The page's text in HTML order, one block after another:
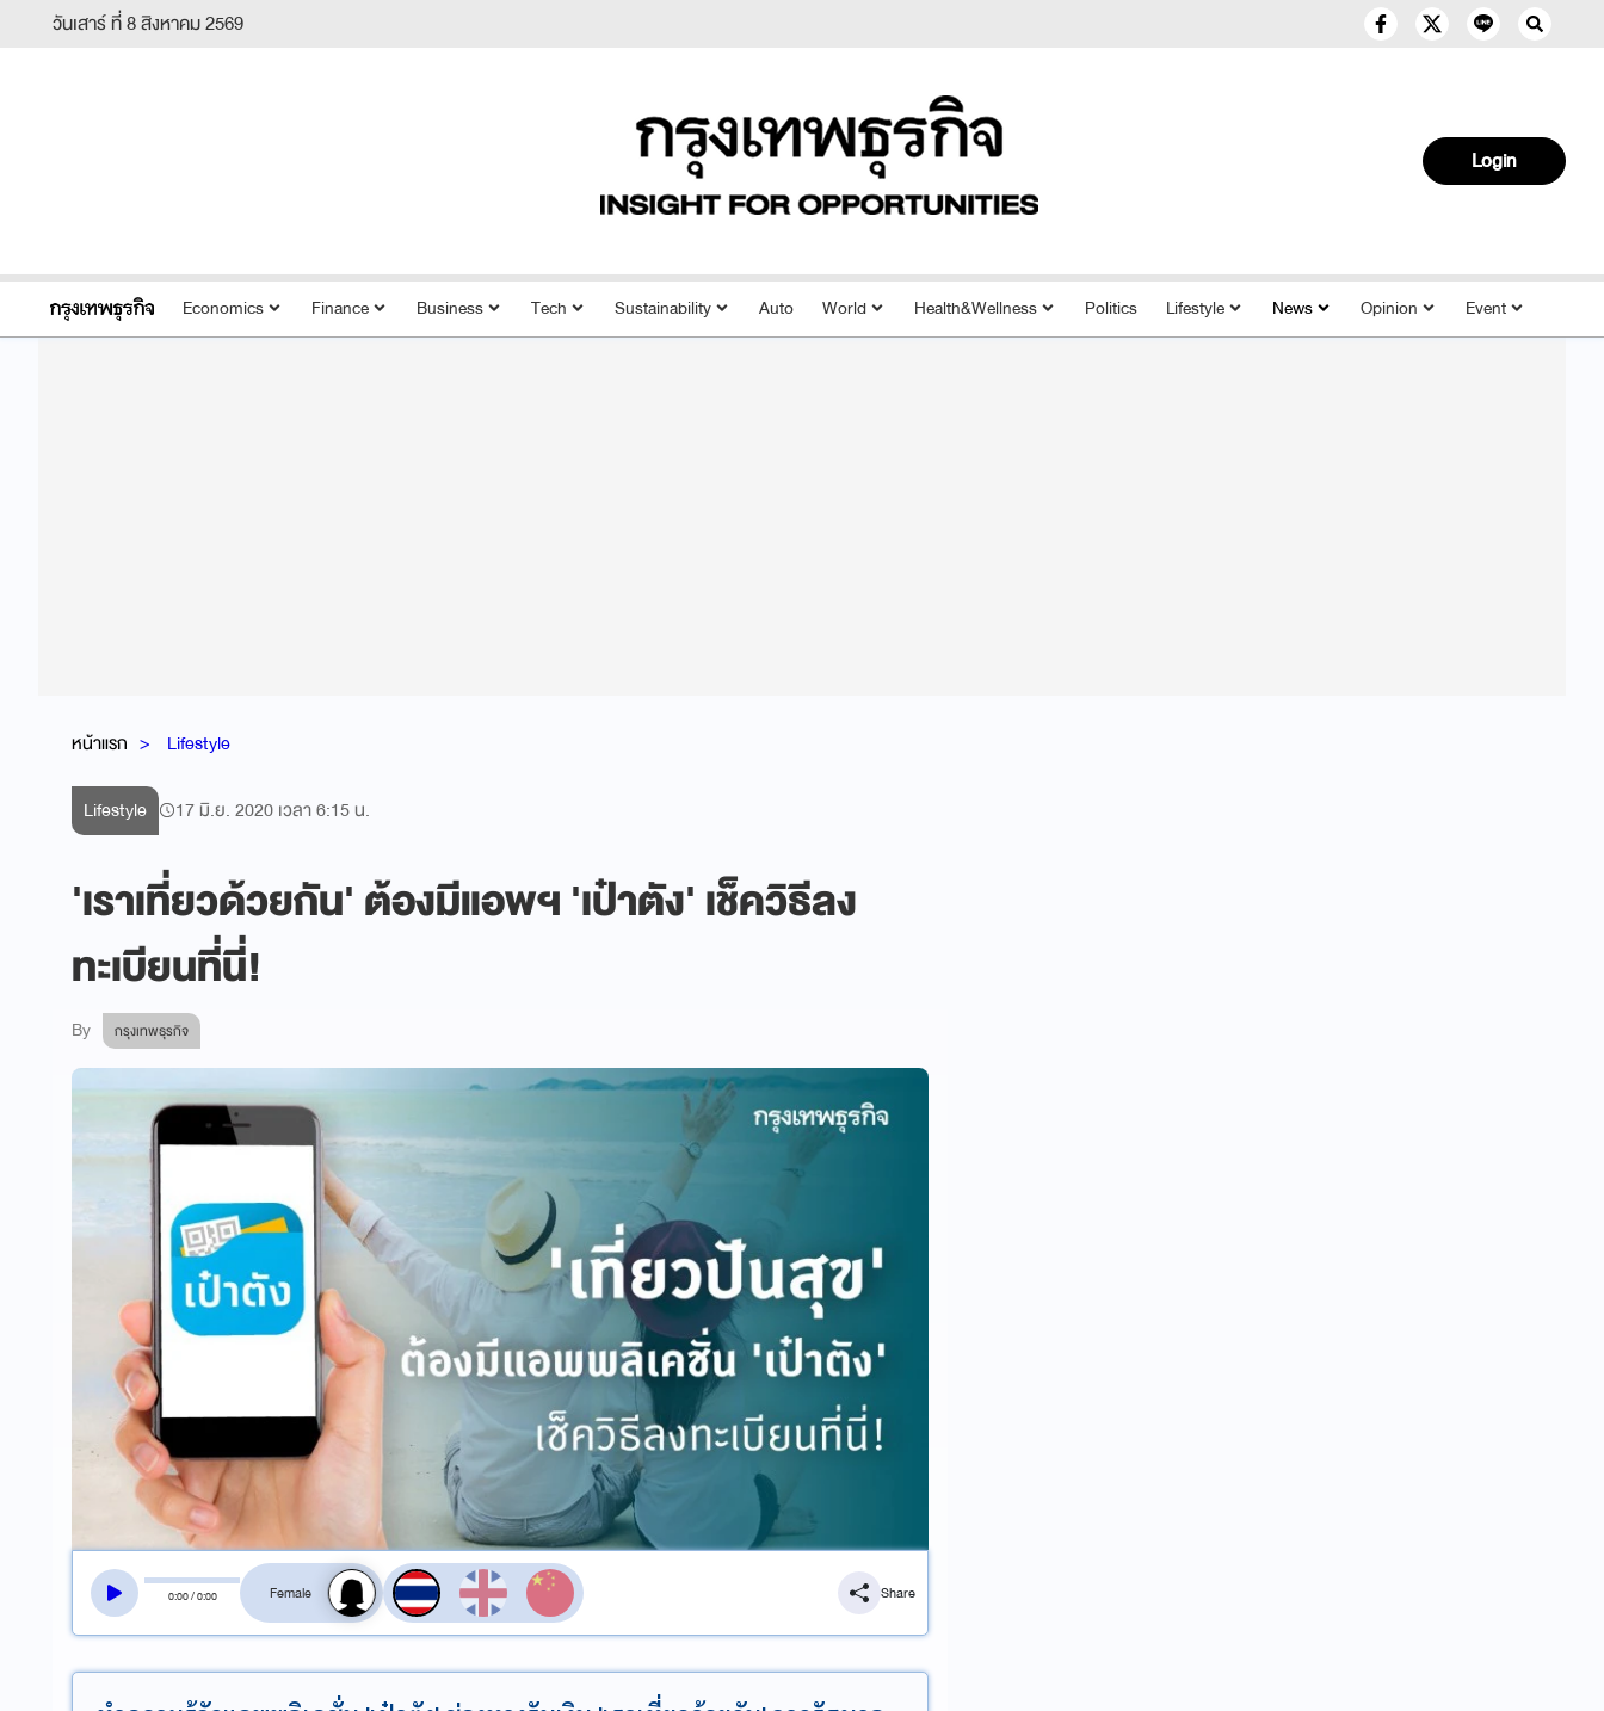
วันเสาร์ ที่ 8 สิงหาคม 2569
Login
Economics Finance Business Tech Sustainability Auto World Health&Wellness Politics Lifestyle News Opinion Event
หน้าแรก Lifestyle
Lifestyle 17 มิ.ย. 2020 เวลา 6:15 น.
'เราเที่ยวด้วยกัน' ต้องมีแอพฯ 'เป๋าตัง' เช็ควิธีลง
ทะเบียนที่นี่!
By กรุงเทพธุรกิจ
0:00/0:00
สลับเสียงอ่าน
Share